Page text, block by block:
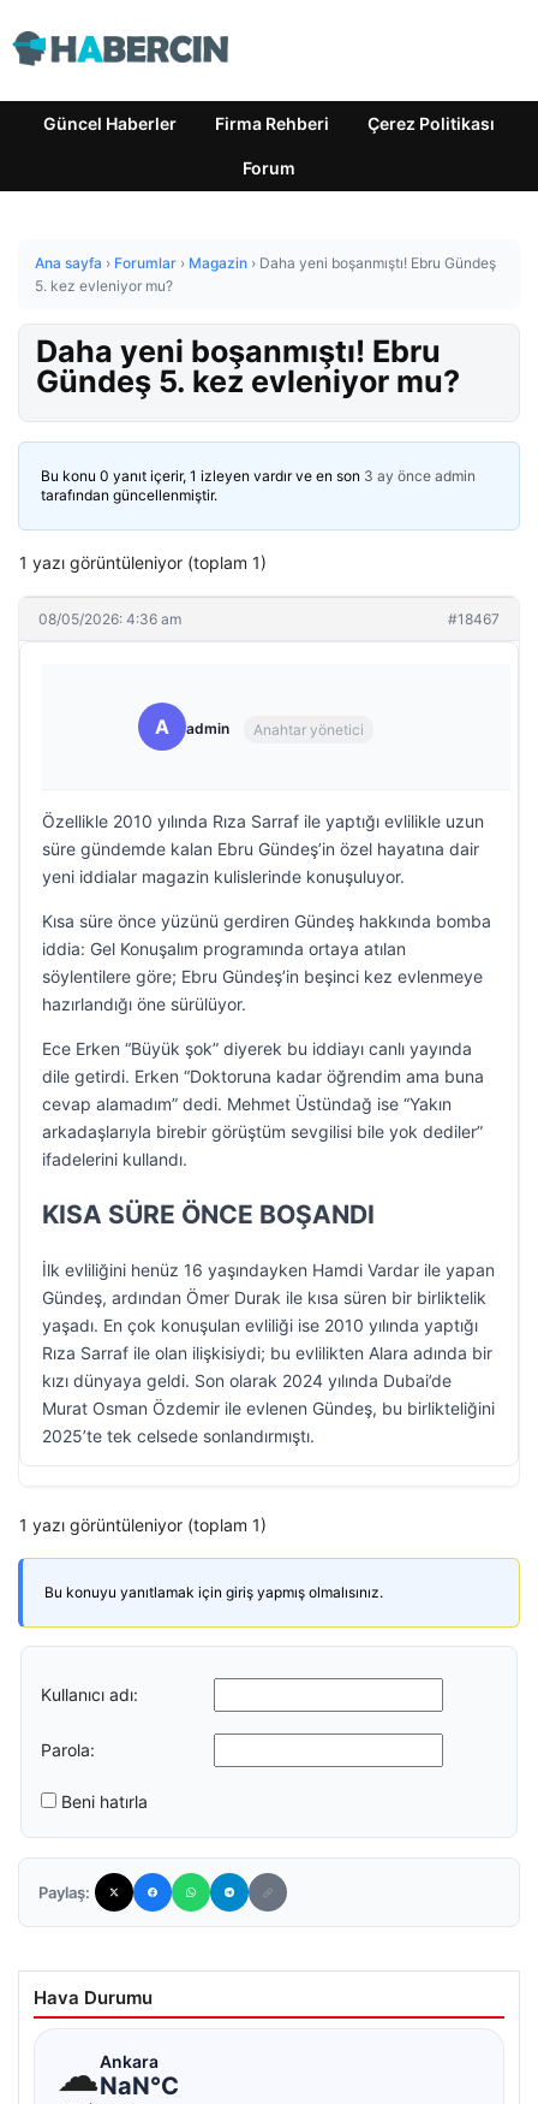
Güncel Haberler Firma Rehberi Çerez Politikası
Forum
Ana sayfa › Forumlar › Magazin › Daha yeni boşanmıştı! Ebru Gündeş
5. kez evleniyor mu?
Daha yeni boşanmıştı! Ebru
Gündeş 5. kez evleniyor mu?
Bu konu 0 yanıt içerir, 1 izleyen vardır ve en son 3 ay önce admin
tarafından güncellenmiştir.
1 yazı görüntüleniyor (toplam 1)
08/05/2026: 4:36 am #18467
A admin Anahtar yönetici
Özellikle 2010 yılında Rıza Sarraf ile yaptığı evlilikle uzun
süre gündemde kalan Ebru Gündeş’in özel hayatına dair
yeni iddialar magazin kulislerinde konuşuluyor.
Kısa süre önce yüzünü gerdiren Gündeş hakkında bomba
iddia: Gel Konuşalım programında ortaya atılan
söylentilere göre; Ebru Gündeş’in beşinci kez evlenmeye
hazırlandığı öne sürülüyor.
Ece Erken “Büyük şok” diyerek bu iddiayı canlı yayında
dile getirdi. Erken “Doktoruna kadar öğrendim ama buna
cevap alamadım” dedi. Mehmet Üstündağ ise “Yakın
arkadaşlarıyla birebir görüştüm sevgilisi bile yok dediler”
ifadelerini kullandı.
KISA SÜRE ÖNCE BOŞANDI
İlk evliliğini henüz 16 yaşındayken Hamdi Vardar ile yapan
Gündeş, ardından Ömer Durak ile kısa süren bir birliktelik
yaşadı. En çok konuşulan evliliği ise 2010 yılında yaptığı
Rıza Sarraf ile olan ilişkisiydi; bu evlilikten Alara adında bir
kızı dünyaya geldi. Son olarak 2024 yılında Dubai’de
Murat Osman Özdemir ile evlenen Gündeş, bu birlikteliğini
2025’te tek celsede sonlandırmıştı.
1 yazı görüntüleniyor (toplam 1)
Bu konuyu yanıtlamak için giriş yapmış olmalısınız.
Kullanıcı adı:
Parola:
Beni hatırla
Paylaş:
Hava Durumu
☁Ankara
NaN°C